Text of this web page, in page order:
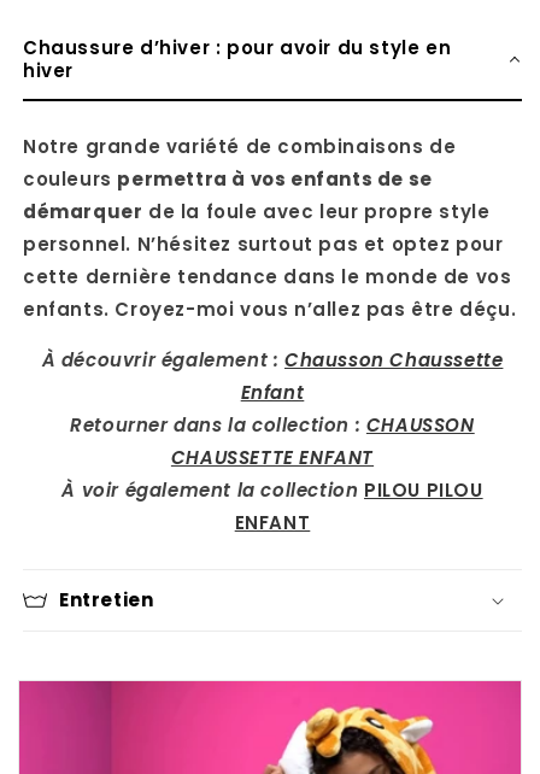
Chaussure d’hiver : pour avoir du style en
hiver
Notre grande variété de combinaisons de
couleurs permettra à vos enfants de se
démarquer de la foule avec leur propre style
personnel. N’hésitez surtout pas et optez pour
cette dernière tendance dans le monde de vos
enfants. Croyez-moi vous n’allez pas être déçu.
À découvrir également : Chausson Chaussette
Enfant
Retourner dans la collection : CHAUSSON
CHAUSSETTE ENFANT
À voir également la collection PILOU PILOU
ENFANT
Entretien